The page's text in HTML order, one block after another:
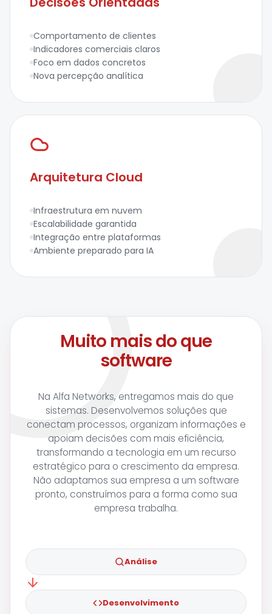
Comportamento de clientes
Indicadores comerciais claros
Foco em dados concretos
Nova percepção analítica
Arquitetura Cloud
Infraestrutura em nuvem
Escalabilidade garantida
Integração entre plataformas
Ambiente preparado para IA
Muito mais do que
software
Na Alfa Networks, entregamos mais do que
sistemas. Desenvolvemos soluções que
conectam processos, organizam informações e
apoiam decisões com mais eficiência,
transformando a tecnologia em um recurso
estratégico para o crescimento da empresa.
Não adaptamos sua empresa a um software
pronto, construímos para a forma como sua
empresa trabalha.
Análise
Desenvolvimento